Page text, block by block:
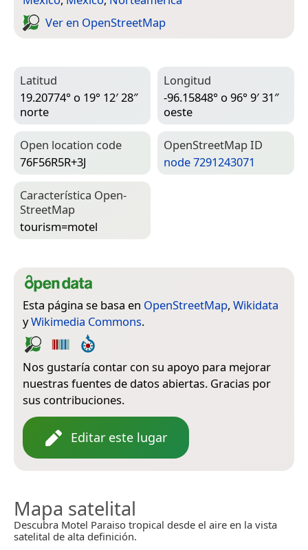
Ver en Open­Street­Map
Latitud
19.20774° o 19° 12′ 28″
norte
Longitud
-96.15848° o 96° 9′ 31″
oeste
Open location code
76F56R5R+3J
Open­Street­Map ID
node 7291243071
Característica Open­
Street­Map
tourism=­motel
Esta página se basa en OpenStreetMap, Wikidata
yWikimedia Commons.
Nos gustaría contar con su apoyo para mejorar
nuestras fuentes de datos abiertas. Gracias por
sus contribuciones.
Editar este lugar
Mapa satelital
Descubra Motel Paraiso tropical desde el aire en la vista
satelital de alta definición.